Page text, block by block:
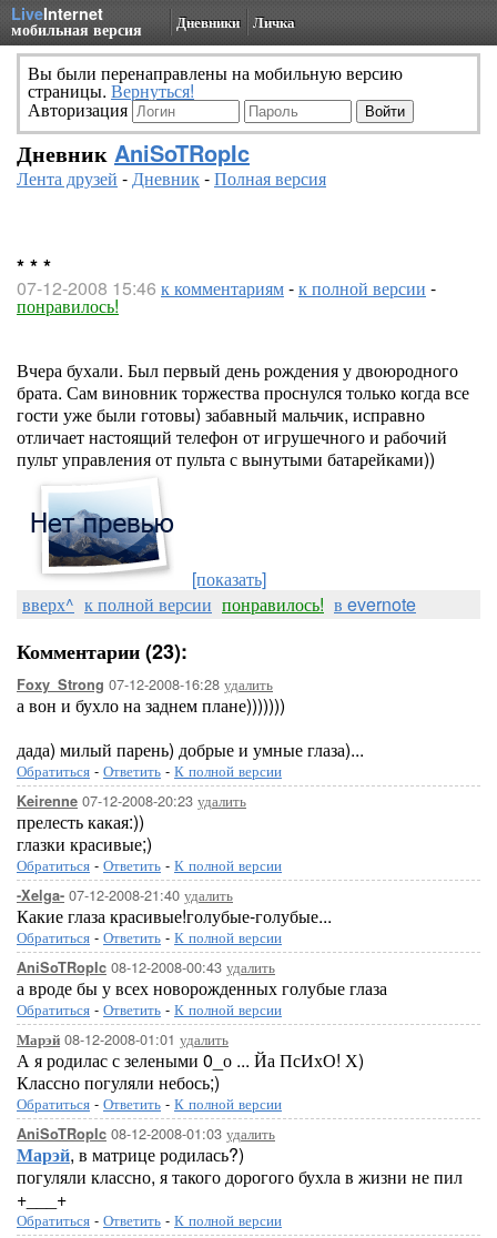
LiveInternet
мобильная версия Дневники Личка
Вы были перенаправлены на мобильную версию
страницы. Вернуться!
Авторизация
Дневник AniSoTRopIc
Лента друзей -Дневник-Полная версия
* * *
07-12-2008 15:46 к комментариям-к полной версии -
понравилось!
Вчера бухали. Был первый день рождения у двоюродного
брата. Сам виновник торжества проснулся только когда все
гости уже были готовы) забавный мальчик, исправно
отличает настоящий телефон от игрушечного и рабочий
пульт управления от пульта с вынутыми батарейками))
[показать]
вверх^ к полной версии понравилось! в evernote
Комментарии (23):
Foxy_Strong 07-12-2008-16:28 удалить
а вон и бухло на заднем плане)))))))
дада) милый парень) добрые и умные глаза)...
Обратиться - Ответить - К полной версии
Keirenne 07-12-2008-20:23 удалить
прелесть какая:))
глазки красивые;)
Обратиться - Ответить - К полной версии
-Xelga- 07-12-2008-21:40 удалить
Какие глаза красивые!голубые-голубые...
Обратиться - Ответить - К полной версии
AniSoTRopIc 08-12-2008-00:43 удалить
а вроде бы у всех новорожденных голубые глаза
Обратиться - Ответить - К полной версии
Марэй 08-12-2008-01:01 удалить
А я родилас с зелеными 0_о ... Йа ПсИхО! Х)
Классно погуляли небось;)
Обратиться - Ответить - К полной версии
AniSoTRopIc 08-12-2008-01:03 удалить
Марэй, в матрице родилась?)
погуляли классно, я такого дорогого бухла в жизни не пил
+___+
Обратиться - Ответить - К полной версии